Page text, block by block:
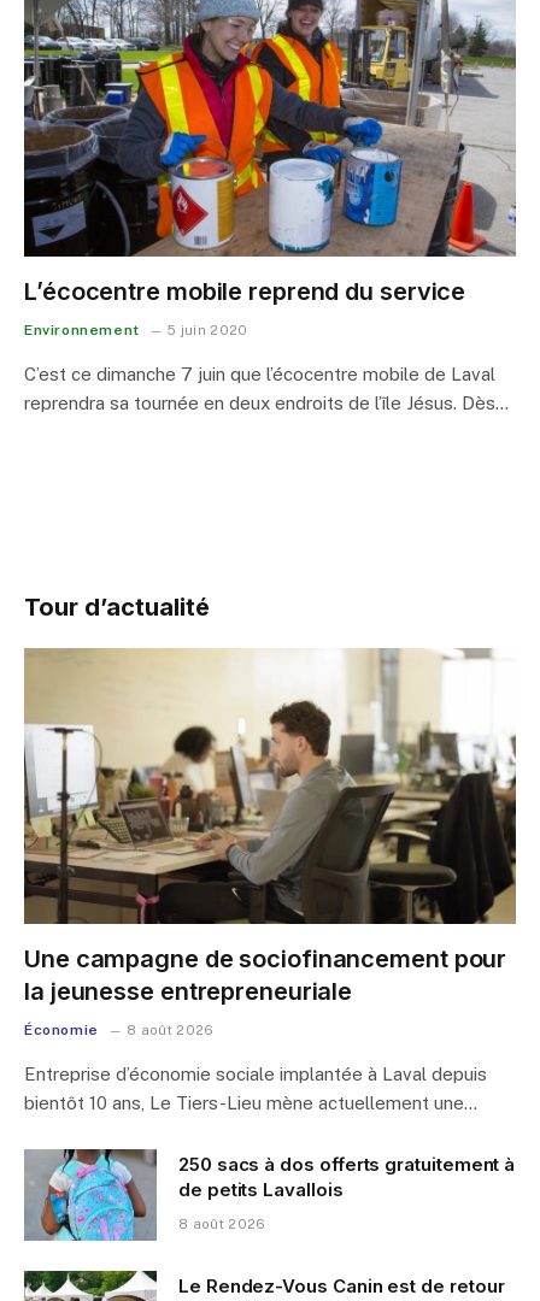
L’écocentre mobile reprend du service
Environnement 5 juin 2020
C’est ce dimanche 7 juin que l’écocentre mobile de Laval
reprendra sa tournée en deux endroits de l’île Jésus. Dès…
Tour d’actualité
Une campagne de sociofinancement pour
la jeunesse entrepreneuriale
Économie 8 août 2026
Entreprise d’économie sociale implantée à Laval depuis
bientôt 10 ans, Le Tiers-Lieu mène actuellement une…
250 sacs à dos offerts gratuitement à
de petits Lavallois
8 août 2026
Le Rendez-Vous Canin est de retour